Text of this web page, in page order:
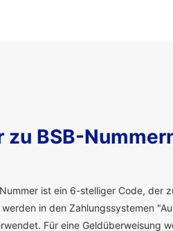
zu BSB-
ist ein 6-stelliger Code, der
in den Zahlungssystemen
Für eine Geldüberweisung